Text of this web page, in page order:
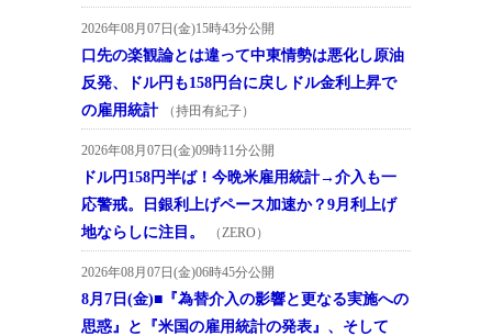
2026年08月07日(金)15時43分公開
口先の楽観論とは違って中東情勢は悪化し原油
反発、ドル円も158円台に戻しドル金利上昇で
の雇用統計
（持田有紀子）
2026年08月07日(金)09時11分公開
ドル円158円半ば！今晩米雇用統計→介入も一
応警戒。日銀利上げペース加速か？9月利上げ
地ならしに注目。
（ZERO）
2026年08月07日(金)06時45分公開
8月7日(金)■『為替介入の影響と更なる実施への
思惑』と『米国の雇用統計の発表』、そして